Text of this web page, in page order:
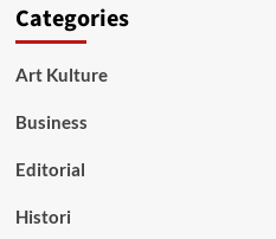
Categories
Art Kulture
Business
Editorial
Histori